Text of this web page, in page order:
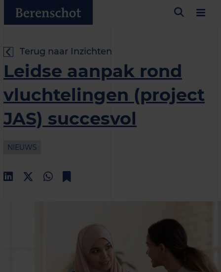
Terug naar Inzichten
Leidse aanpak rond
vluchtelingen (project
JAS) succesvol
NIEUWS